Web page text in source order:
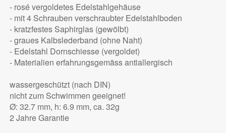
- rosé vergoldetes Edelstahlgehäuse
- mit 4 Schrauben verschraubter Edelstahlboden
- kratzfestes Saphirglas (gewölbt)
- graues Kalbslederband (ohne Naht)
- Edelstahl Dornschiesse (vergoldet)
- Materialien erfahrungsgemäss antiallergisch
wassergeschützt (nach DIN)
nicht zum Schwimmen geeignet!
Ø: 32.7 mm, h: 6.9 mm, ca. 32g
2 Jahre Garantie